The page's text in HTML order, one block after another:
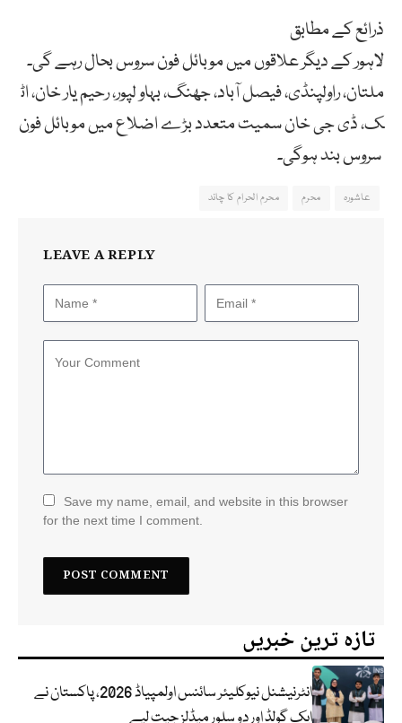
ذرائع کے مطابق
لاہور کے دیگر علاقوں میں موبائل فون سروس بحال رہے گی۔
ملتان، راولپنڈی، فیصل آباد، جھنگ، بہاو لپور، رحیم یار خان، اٹ
ک، ڈی جی خان سمیت متعدد بڑے اضلاع میں موبائل فون
سروس بند ہوگی۔
عاشورہ محرم محرم الحرام کا چاند
LEAVE A REPLY
Save my name, email, and website in this browser
for the next time I comment.
تازہ ترین خبریں
انٹرنیشنل نیوکلیئر سائنس اولمپیاڈ 2026، پاکستان نے
ایک گولڈ اور دو سلور میڈلز جیت لیے